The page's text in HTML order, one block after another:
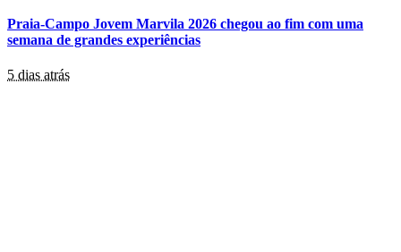
Praia-Campo Jovem Marvila 2026 chegou ao fim com uma
semana de grandes experiências
5 dias atrás